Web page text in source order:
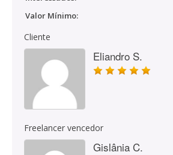
Valor Mínimo:
Cliente
Eliandro S.
Freelancer vencedor
Gislânia C.